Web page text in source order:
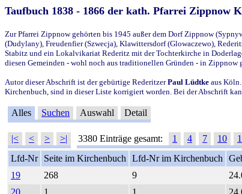
Taufbuch 1838 - 1866 der kath. Pfarrei Zippnow
Zur Pfarrei Zippnow gehörten bis 1945 außer dem Dorf Zippnow
(Dudylany), Freudenfier (Szwecja), Klawittersdorf (Glowaczewo),
Stabitz und ein Lokalvikariat Rederitz mit der Tochterkirche in
diesen Gemeinden - wohl noch aus traditionellen Gründen - in Zippnow
Autor dieser Abschrift ist der gebürtige RederitzerPaul Lüdtke aus
Kirchenbuch, sind in dieser Liste korrigiert worden. Bei der Abschrift
Alles Suchen Auswahl Detail
|< < > >| 3380 Einträge gesamt: 1 4 7 10
Lfd-Nr
Seite im Kirchenbuch Lfd-Nr im Kirchenbuch
19
268 9
20
1 1